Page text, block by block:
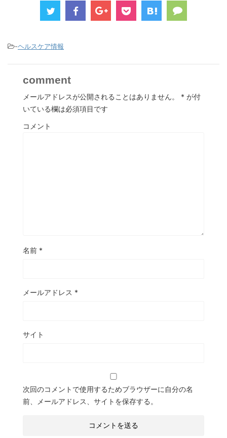
-ヘルスケア情報
comment
メールアドレスが公開されることはありません。 * が付
いている欄は必須項目です
コメント
名前 *
メールアドレス *
サイト
次回のコメントで使用するためブラウザーに自分の名
前、メールアドレス、サイトを保存する。